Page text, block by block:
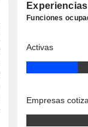
Experiencias
Funciones
Activas
Empresas